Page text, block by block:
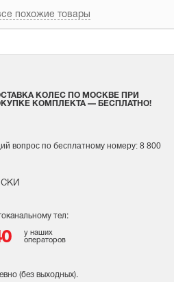
похожие товары
тел:
у наших
операторов
(без выходных).
КОЛЕС ПО МОСКВЕ ПРИ
КОМПЛЕКТА — БЕСПЛАТНО!
вопрос по бесплатному номеру: 8 800